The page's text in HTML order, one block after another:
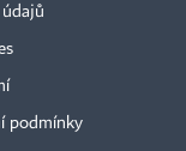
podmínky